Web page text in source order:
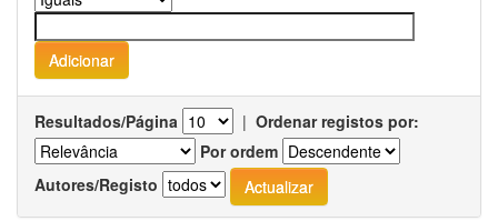
Resultados/Página | Ordenar registos por:
Por ordem
Autores/Registo